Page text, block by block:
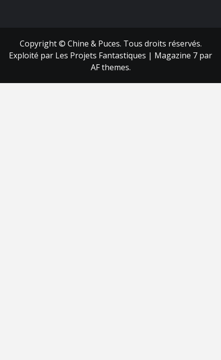
Copyright © Chine & Puces. Tous droits réservés.
Exploité par Les Projets Fantastiques | Magazine 7 par
AF themes.